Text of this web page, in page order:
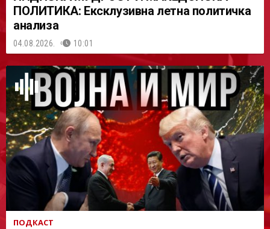
ПОЛИТИКА: Ексклузивна летна политичка
анализа
04.08.2026. 10:01
ПОДКАСТ